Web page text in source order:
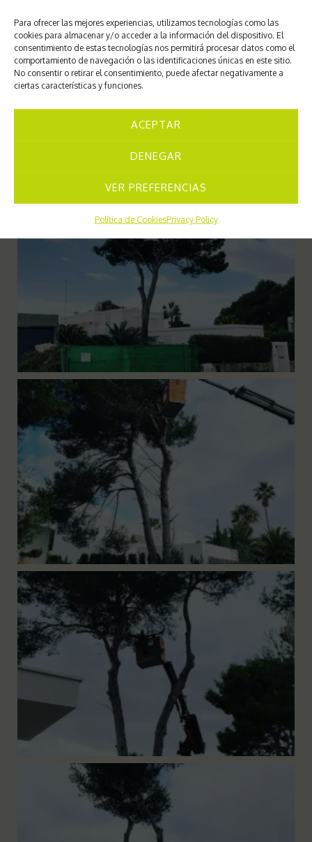
Para ofrecer las mejores experiencias, utilizamos tecnologías como las
cookies para almacenar y/o acceder a la información del dispositivo. El
consentimiento de estas tecnologías nos permitirá procesar datos como el
comportamiento de navegación o las identificaciones únicas en este sitio.
No consentir o retirar el consentimiento, puede afectar negativamente a
ciertas características y funciones.
ACEPTAR
DENEGAR
VER PREFERENCIAS
Política de CookiesPrivacy Policy